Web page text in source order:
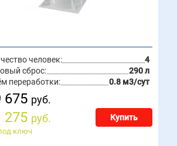
человек:
4
сброс:
290 л
переработки:
0.8 м3/сут
675 руб.
275 руб. Купить
ключ